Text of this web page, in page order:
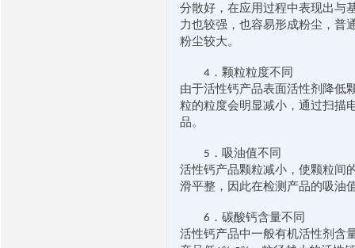
分散好，在应用过程中表现出与
力也较强，也容易形成粉尘，普
粉尘较大。
4 ．颗粒粒度不同
由于活性钙产品表面活性剂降低
粒的粒度会明显减小，通过扫描
品。
5 ．吸油值不同
活性钙产品颗粒减小，使颗粒间
滑平整，因此在检测产品的吸油
6 ．碳酸钙含量不同
活性钙产品中一般有机活性剂含